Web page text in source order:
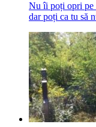
Nu îi poți opri pe
dar poți ca tu să